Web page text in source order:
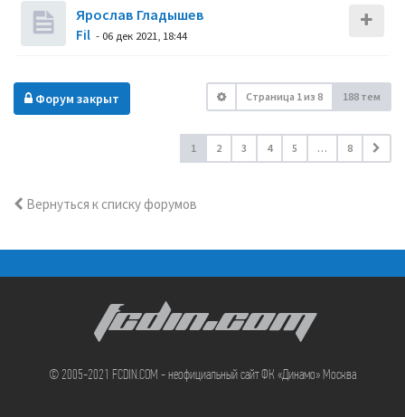
Ярослав Гладышев
Fil - 06 дек 2021, 18:44
Форум закрыт Страница 1из 8 188 тем
1 2 3 4 5 … 8
Вернуться к списку форумов
FCDIN.COM
© 2005-2021 FCDIN.COM - неофициальный сайт ФК «Динамо» Москва